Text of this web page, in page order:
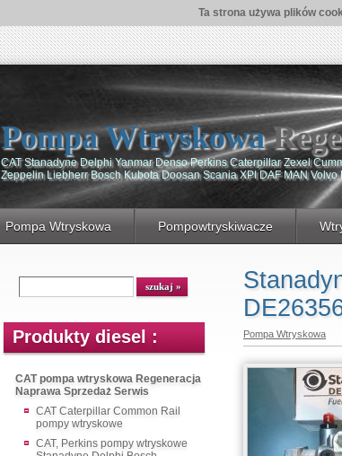
Ta strona używa plików
Pompa Wtryskowa
CAT Stanadyne Delphi Yanmar Denso Perkins Caterpillar Zexel
Zeppelin Liebherr Bosch Kubota Doosan Scania XPI DAF MAN
Pompa Wtryskowa Pompowtryskiwacze
Produkty diesel :
CAT pompa wtryskowa Regeneracja
Naprawa Sprzedaż Serwis
CAT Caterpillar Common Rail
pompy wtryskowe
CAT, Perkins pompy wtryskowe
Pompa Wtryskowa